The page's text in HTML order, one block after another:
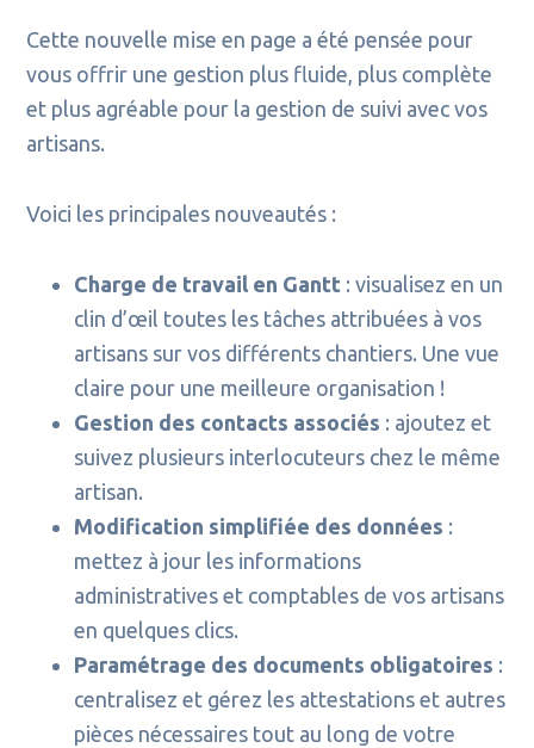
Cette nouvelle mise en page a été pensée pour
vous offrir une gestion plus fluide, plus complète
et plus agréable pour la gestion de suivi avec vos
artisans.
Voici les principales nouveautés :
Charge de travail en Gantt : visualisez en un
clin d’œil toutes les tâches attribuées à vos
artisans sur vos différents chantiers. Une vue
claire pour une meilleure organisation !
Gestion des contacts associés : ajoutez et
suivez plusieurs interlocuteurs chez le même
artisan.
Modification simplifiée des données :
mettez à jour les informations
administratives et comptables de vos artisans
en quelques clics.
Paramétrage des documents obligatoires :
centralisez et gérez les attestations et autres
pièces nécessaires tout au long de votre